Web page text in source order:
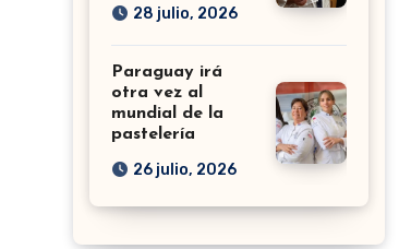
28 julio, 2026
Paraguay irá
otra vez al
mundial de la
pastelería
26 julio, 2026